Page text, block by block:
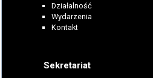
Działalność
Wydarzenia
Kontakt
Sekretariat